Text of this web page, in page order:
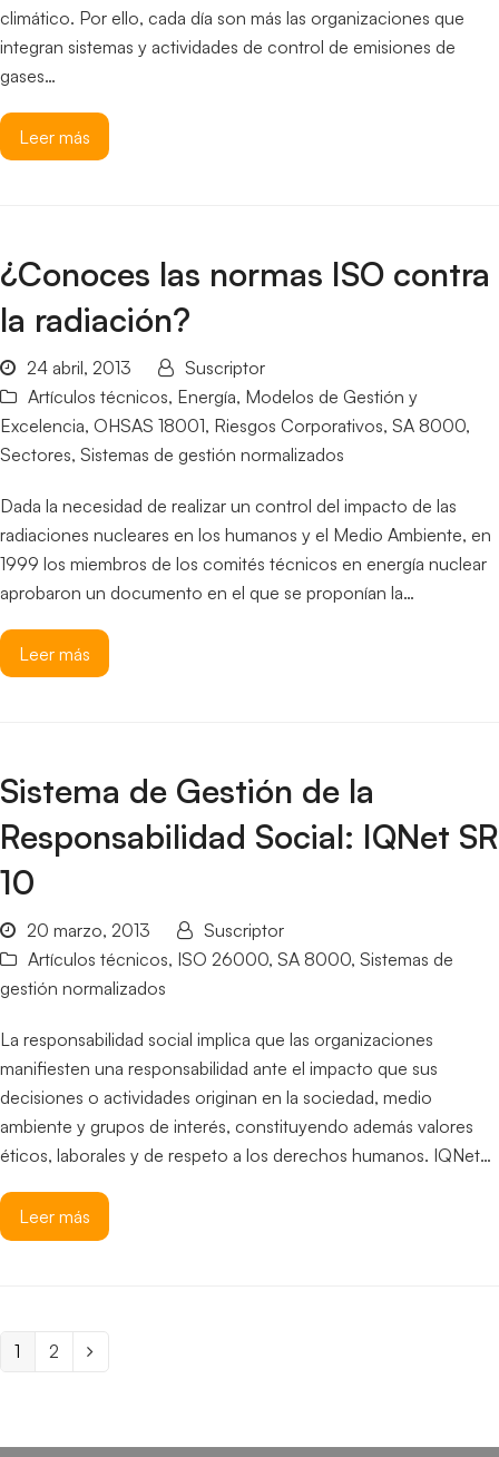
climático. Por ello, cada día son más las organizaciones que
integran sistemas y actividades de control de emisiones de
gases…
Leer más
¿Conoces las normas ISO contra
la radiación?
24 abril, 2013
Suscriptor
Artículos técnicos, Energía, Modelos de Gestión y
Excelencia, OHSAS 18001, Riesgos Corporativos, SA 8000,
Sectores, Sistemas de gestión normalizados
Dada la necesidad de realizar un control del impacto de las
radiaciones nucleares en los humanos y el Medio Ambiente, en
1999 los miembros de los comités técnicos en energía nuclear
aprobaron un documento en el que se proponían la…
Leer más
Sistema de Gestión de la
Responsabilidad Social: IQNet SR
10
20 marzo, 2013
Suscriptor
Artículos técnicos, ISO 26000, SA 8000, Sistemas de
gestión normalizados
La responsabilidad social implica que las organizaciones
manifiesten una responsabilidad ante el impacto que sus
decisiones o actividades originan en la sociedad, medio
ambiente y grupos de interés, constituyendo además valores
éticos, laborales y de respeto a los derechos humanos. IQNet…
Leer más
Page
1 Page
2